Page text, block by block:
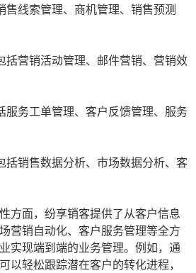
售线索管理、商机管理、销售预测
括营销活动管理、邮件营销、营销效
服务工单管理、客户反馈管理、服务
括销售数据分析、市场数据分析、客
方面，纷享销客提供了从客户信息
营销自动化、客户服务管理等全方
实现端到端的业务管理。例如，通
以轻松跟踪潜在客户的转化进程，